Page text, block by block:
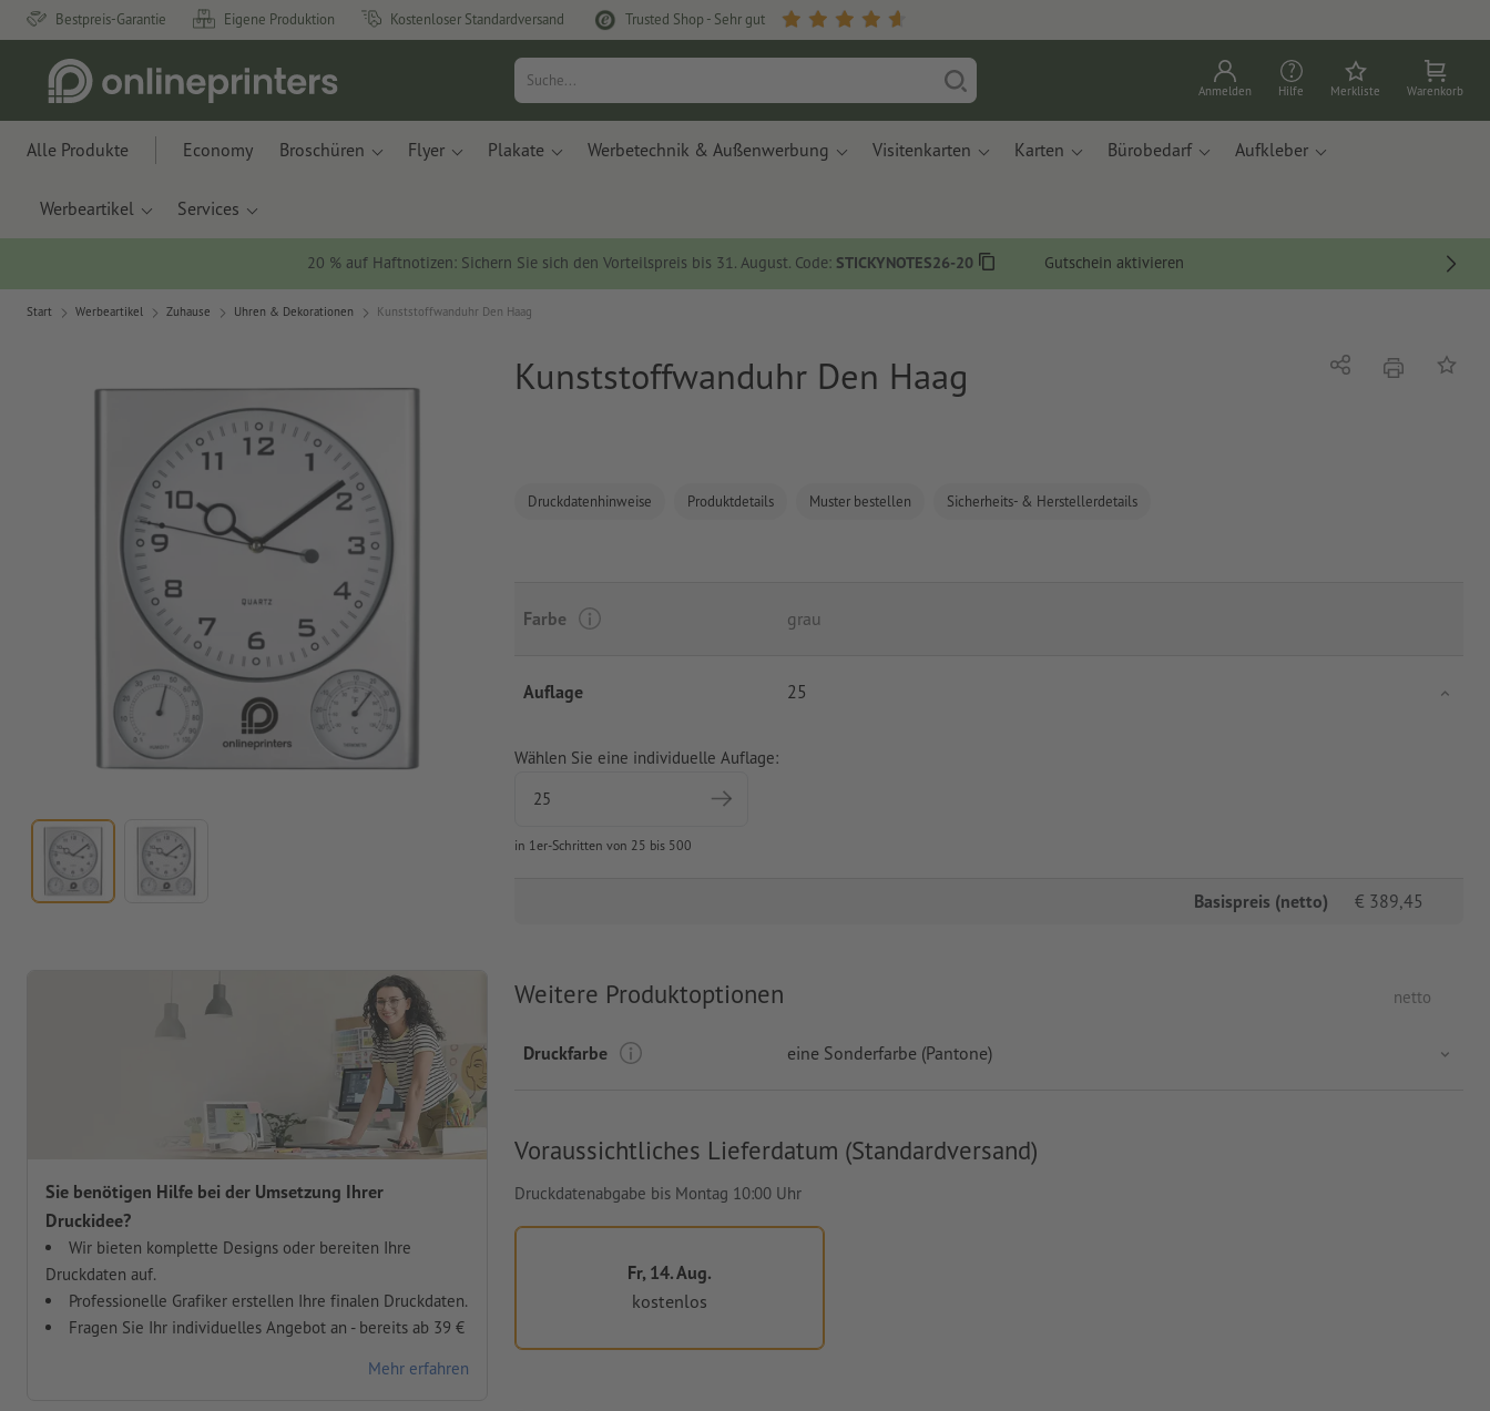
Bestpreis-Garantie Eigene Produktion Kostenloser Standardversand Trusted Shop - Sehr gut
Anmelden Hilfe Merkliste Warenkorb
Alle Produkte Economy Broschüren Flyer Plakate Werbetechnik & Außenwerbung Visitenkarten Karten Bürobedarf Aufkleber
Werbeartikel Services
20 % auf Haftnotizen: Sichern Sie sich den Vorteilspreis bis 31. August. Code: STICKYNOTES26-20 Gutschein aktivieren
Start Werbeartikel Zuhause Uhren & Dekorationen Kunststoffwanduhr Den Haag
Kunststoffwanduhr Den Haag
Sie benötigen Hilfe bei der Umsetzung Ihrer
Druckidee?
Wir bieten komplette Designs oder bereiten Ihre
Druckdaten auf.
Professionelle Grafiker erstellen Ihre finalen Druckdaten.
Fragen Sie Ihr individuelles Angebot an - bereits ab 39 €
Mehr erfahren
Druckdatenhinweise Produktdetails Muster bestellen Sicherheits- & Herstellerdetails
Teilen DruckenAuf
Farbe grau
Auflage 25
Wählen Sie eine individuelle Auflage:
in 1er-Schritten von 25 bis 500
Basispreis (netto) € 389,45
Weitere Produktoptionen netto
Druckfarbe eine Sonderfarbe (Pantone)
Voraussichtliches Lieferdatum (Standardversand)
Druckdatenabgabe bis Montag 10:00 Uhr
Fr, 14. Aug.
kostenlos